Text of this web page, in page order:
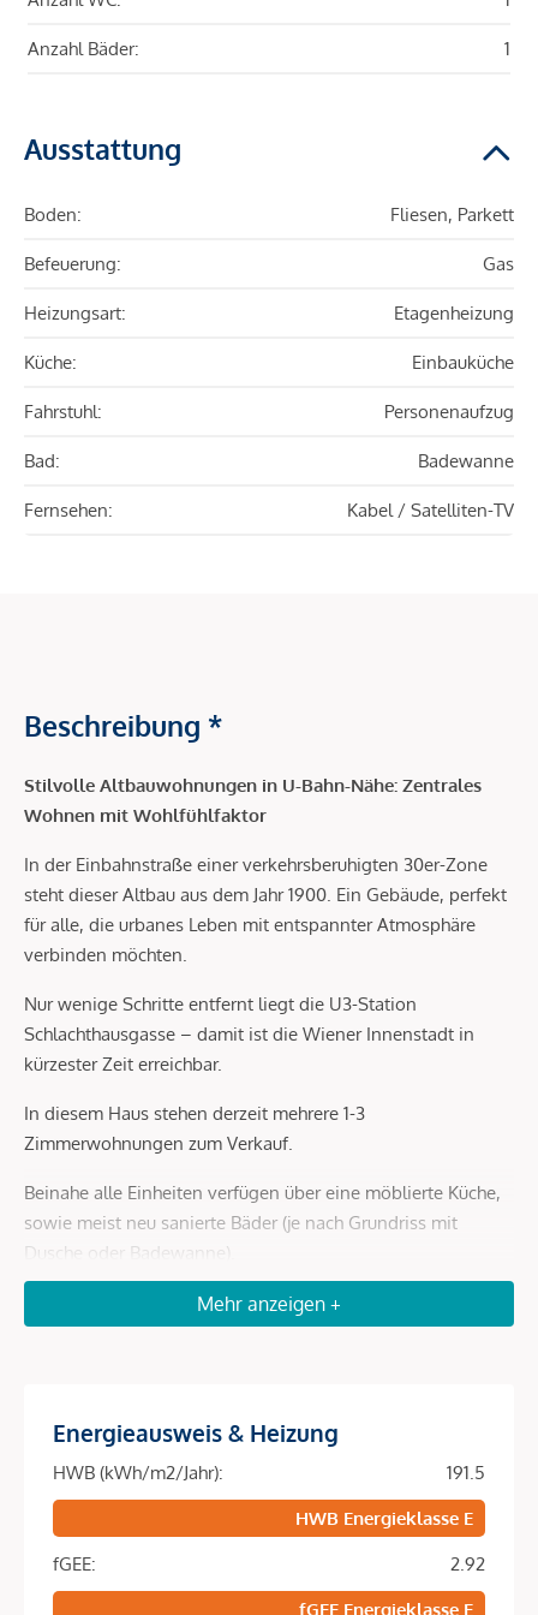
Anzahl Bäder: 1
Ausstattung
Boden: Fliesen, Parkett
Befeuerung: Gas
Heizungsart: Etagenheizung
Küche: Einbauküche
Fahrstuhl: Personenaufzug
Bad: Badewanne
Fernsehen: Kabel / Satelliten-TV
Beschreibung *
Stilvolle Altbauwohnungen in U-Bahn-Nähe: Zentrales
Wohnen mit Wohlfühlfaktor
In der Einbahnstraße einer verkehrsberuhigten 30er-Zone
steht dieser Altbau aus dem Jahr 1900. Ein Gebäude, perfekt
für alle, die urbanes Leben mit entspannter Atmosphäre
verbinden möchten.
Nur wenige Schritte entfernt liegt die U3-Station
Schlachthausgasse – damit ist die Wiener Innenstadt in
kürzester Zeit erreichbar.
In diesem Haus stehen derzeit mehrere 1-3
Zimmerwohnungen zum Verkauf.
Beinahe alle Einheiten verfügen über eine möblierte Küche,
sowie meist neu sanierte Bäder (je nach Grundriss mit
Dusche oder Badewanne).
Besonders hervorzuheben ist die außergewöhnlich ruhige
Wohnatmosphäre, von der in dieser Gasse nicht nur die
Verkäufer verpflichtet, bis spätestens 2028 einen solchen
zu errichten.
Weiters wurde die Genehmigung zur Errichtung von
Mehr anzeigen +
Energieausweis & Heizung
HWB (kWh/m2/Jahr):
191.5
HWB Energieklasse E
fGEE:
2.92
fGEE Energieklasse E